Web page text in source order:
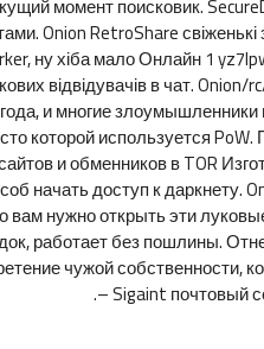
Onion RetroShare
ну хіба мало Онлайн 1
відвідувачів в чат. Onion/
и многие
которой используется
и обменников в TOR
начать доступ к даркнету.
вам нужно открыть эти
работает без пошлины.
чужой собственности,
– Sigaint почтовый